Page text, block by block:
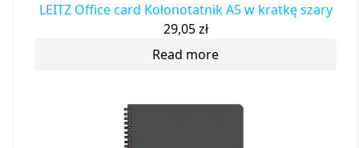
LEITZ Office card Kołonotatnik A5 w kratkę szary
29,05zł
Read more